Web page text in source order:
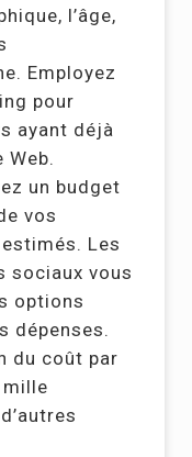
l’âge,
Employez
pour
ayant déjà
un budget
vos
Les
sociaux vous
options
dépenses.
du coût par